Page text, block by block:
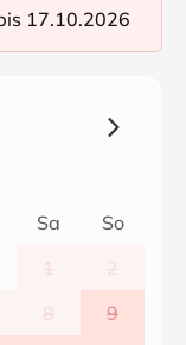
17.10.2026
Sa
So
1
2
8
9